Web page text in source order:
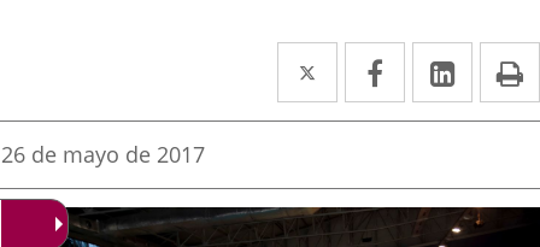
Twitter
Enlace
a
aplicación
externa.
Facebook
Enlace
a
aplicación
externa.
Enlace
a
Fecha
la
noticia
26 de mayo de 2017